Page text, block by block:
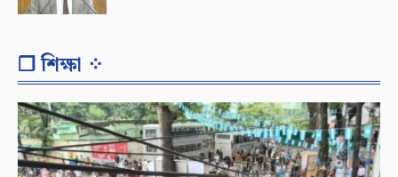
❐ শিক্ষা ⁘